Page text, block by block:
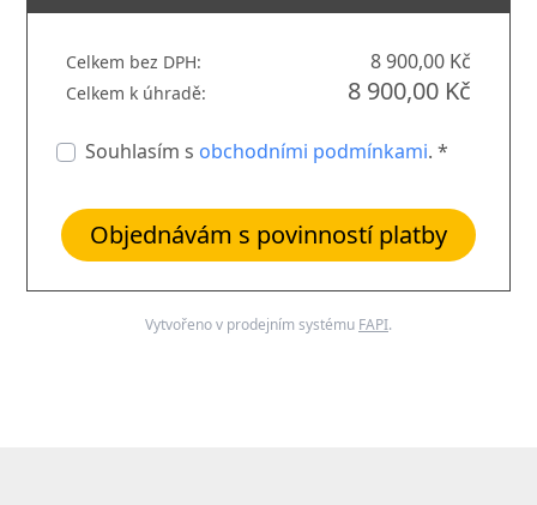
Celkem bez DPH: 8 900,00 Kč
Celkem k úhradě: 8 900,00 Kč
Souhlasím s obchodními podmínkami. *
Objednávám s povinností platby
Vytvořeno v prodejním systému FAPI.